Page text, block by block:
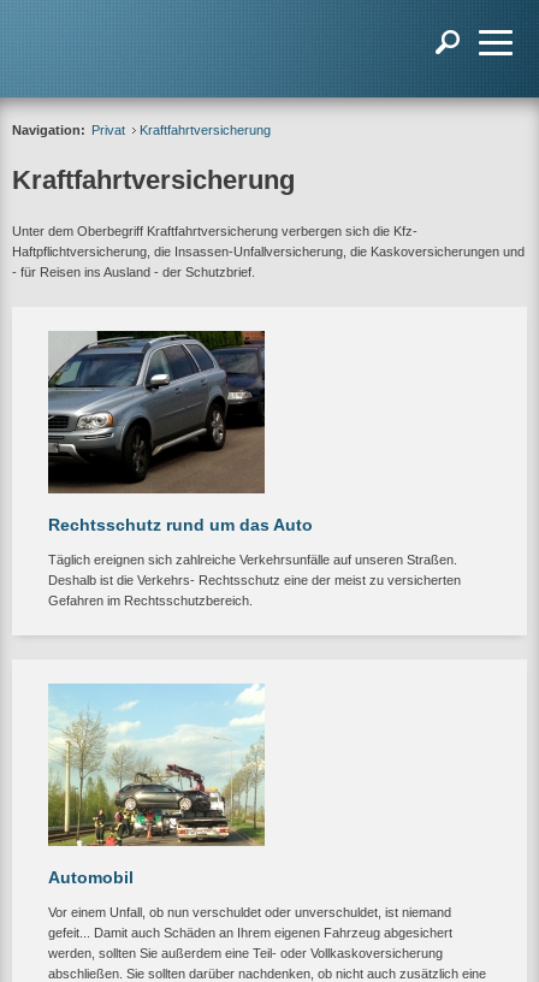
Navigation: Privat Kraftfahrtversicherung
Kraftfahrtversicherung
Unter dem Oberbegriff Kraftfahrtversicherung verbergen sich die Kfz-
Haftpflichtversicherung, die Insassen-Unfallversicherung, die Kaskoversicherungen und
- für Reisen ins Ausland - der Schutzbrief.
Rechtsschutz rund um das Auto
Täglich ereignen sich zahlreiche Verkehrsunfälle auf unseren Straßen.
Deshalb ist die Verkehrs- Rechtsschutz eine der meist zu versicherten
Gefahren im Rechtsschutzbereich.
Automobil
Vor einem Unfall, ob nun verschuldet oder unverschuldet, ist niemand
gefeit... Damit auch Schäden an Ihrem eigenen Fahrzeug abgesichert
werden, sollten Sie außerdem eine Teil- oder Vollkaskoversicherung
abschließen. Sie sollten darüber nachdenken, ob nicht auch zusätzlich eine